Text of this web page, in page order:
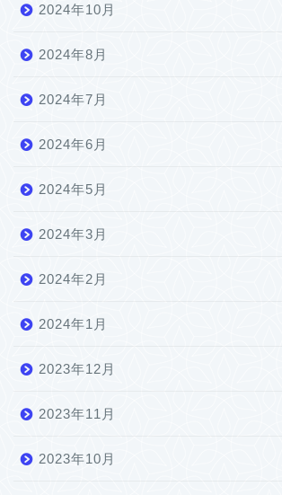
2024年10月
2024年8月
2024年7月
2024年6月
2024年5月
2024年3月
2024年2月
2024年1月
2023年12月
2023年11月
2023年10月